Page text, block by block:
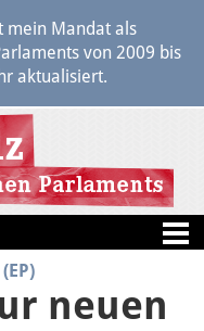
mein Mandat als
von 2009 bis
aktualisiert.
neuen